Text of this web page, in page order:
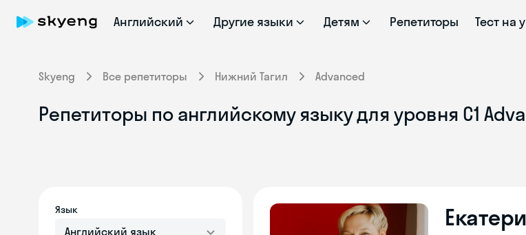
Английский Другие языки Детям Репетиторы Тест на
Skyeng Все репетиторы Нижний Тагил Advanced
Репетиторы по английскому языку для уровня C1
Язык
Английский язык